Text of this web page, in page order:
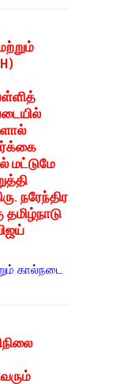
மட்டுமே
நரேந்திர
கால்நடை